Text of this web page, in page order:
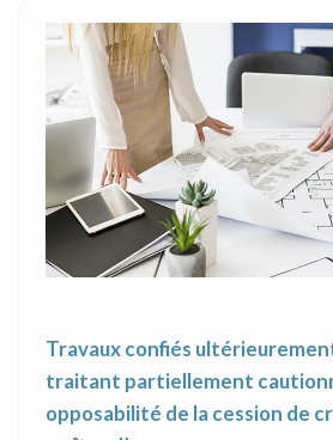
Travaux confiés
traitant partiellement
opposabilité de la cession de